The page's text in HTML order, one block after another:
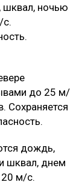
шквал, ночью
с.
до 25 м/
Сохраняется
дождь,
шквал, днем
20 м/с.